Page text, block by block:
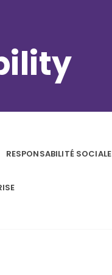
RESPONSABILITÉ SOCIALE